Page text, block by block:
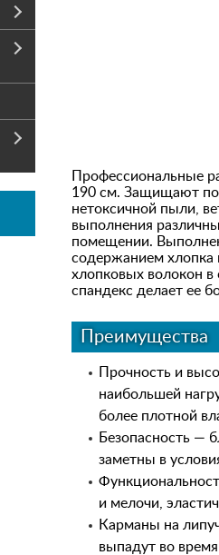
Профессиональные
190 см. Защищают
нетоксичной пыли,
выполнения
помещении.
содержанием хлопка
хлопковых волокон в
спандекс делает ее
Преимущества
Прочность и
наибольшей
более плотной
Безопасность —
заметны в
и мелочи,
Карманы на
выпадут во